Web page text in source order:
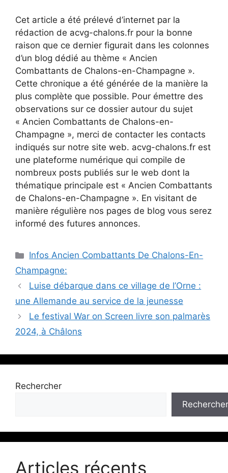
Cet article a été prélevé d’internet par la
rédaction de acvg-chalons.fr pour la bonne
raison que ce dernier figurait dans les colonnes
d’un blog dédié au thème « Ancien
Combattants de Chalons-en-Champagne ».
Cette chronique a été générée de la manière la
plus complète que possible. Pour émettre des
observations sur ce dossier autour du sujet
« Ancien Combattants de Chalons-en-
Champagne », merci de contacter les contacts
indiqués sur notre site web. acvg-chalons.fr est
une plateforme numérique qui compile de
nombreux posts publiés sur le web dont la
thématique principale est « Ancien Combattants
de Chalons-en-Champagne ». En visitant de
manière régulière nos pages de blog vous serez
informé des futures annonces.
Catégories
Infos Ancien Combattants De Chalons-En-
Champagne:
Luise débarque dans ce village de l’Orne :
une Allemande au service de la jeunesse
Le festival War on Screen livre son palmarès
2024, à Châlons
Rechercher
Rechercher
Articles récents